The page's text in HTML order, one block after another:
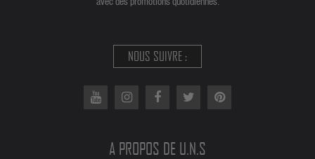
NOUS SUIVRE :
A PROPOS DE U.N.S